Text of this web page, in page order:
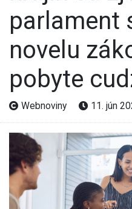
parlament
novelu
pobyte
Webnoviny 11. jún